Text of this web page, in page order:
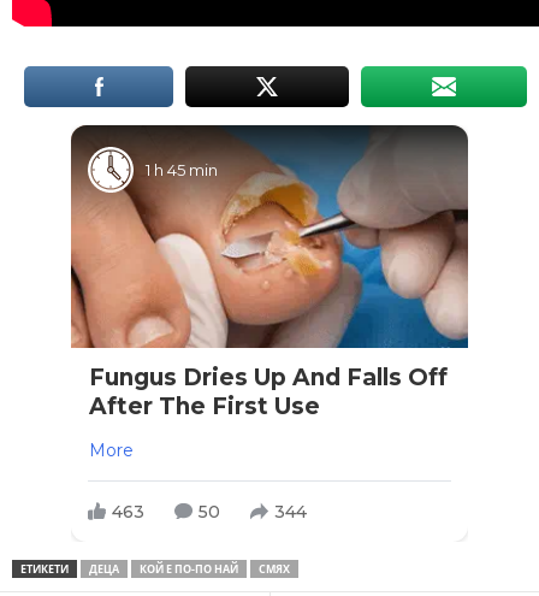
1 h 45 min
Fungus Dries Up And Falls Off
After The First Use
More
463 50 344
ЕТИКЕТИ ДЕЦА КОЙ Е ПО-ПО НАЙ СМЯХ